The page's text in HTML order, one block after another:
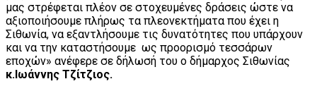
μας στρέφεται πλέον σε στοχευμένες δράσεις ώστε να
αξιοποιήσουμε πλήρως τα πλεονεκτήματα που έχει η
Σιθωνία, να εξαντλήσουμε τις δυνατότητες που υπάρχουν
και να την καταστήσουμε ως προορισμό τεσσάρων
εποχών» ανέφερε σε δήλωσή του ο δήμαρχος Σιθωνίας
κ.Ιωάννης Τζίτζιος.